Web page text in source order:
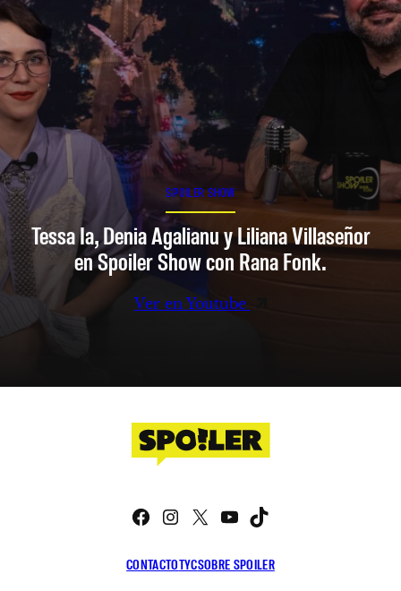
SPOILER SHOW
Tessa Ia, Denia Agalianu y Liliana Villaseñor
en Spoiler Show con Rana Fonk.
Ver en Youtube
CONTACTOTYCSOBRE SPOILER
Facebook
Instagram
X YouTube